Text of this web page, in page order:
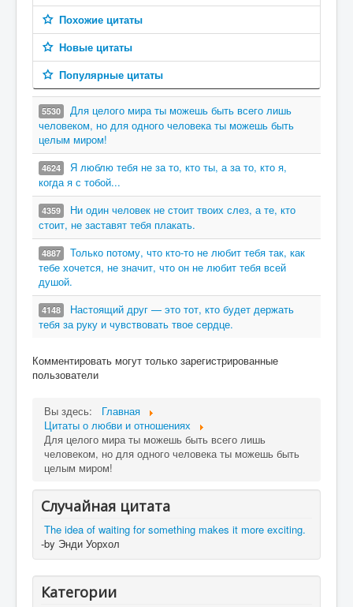
Похожие цитаты
Новые цитаты
Популярные цитаты
5530
Для целого мира ты можешь быть всего лишь
человеком, но для одного человека ты можешь быть
целым миром!
4624
Я люблю тебя не за то, кто ты, а за то, кто я,
когда я с тобой...
4359
Ни один человек не стоит твоих слез, а те, кто
стоит, не заставят тебя плакать.
4887
Только потому, что кто-то не любит тебя так, как
тебе хочется, не значит, что он не любит тебя всей
душой.
4148
Настоящий друг — это тот, кто будет держать
тебя за руку и чувствовать твое сердце.
Комментировать могут только зарегистрированные
пользователи
Вы здесь:
Главная
Цитаты о любви и отношениях
Для целого мира ты можешь быть всего лишь
человеком, но для одного человека ты можешь быть
целым миром!
Случайная цитата
The idea of waiting for something makes it more exciting.
-by Энди Уорхол
Категории